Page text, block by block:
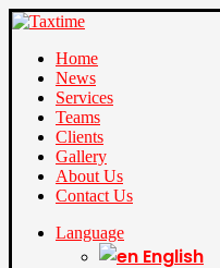
Home
News
Services
Teams
Clients
Gallery
About Us
Contact Us
Language
English